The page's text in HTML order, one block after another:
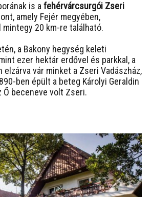
is afehérvárcsurgói Zseri
amely Fejér megyében,
20 km-re található.
a Bakony hegység keleti
ezer hektár erdővel és parkkal, a
vár minket a Zseri Vadászház,
ben épült a beteg Károlyi Geraldin
Ő beceneve volt Zseri.